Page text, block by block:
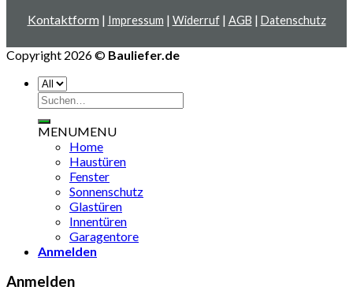
Kontaktform | Impressum | Widerruf| AGB | Datenschutz
Copyright 2026 © Bauliefer.de
Suchen
nach:
MENUMENU
Home
Haustüren
Fenster
Sonnenschutz
Glastüren
Innentüren
Garagentore
Anmelden
Anmelden